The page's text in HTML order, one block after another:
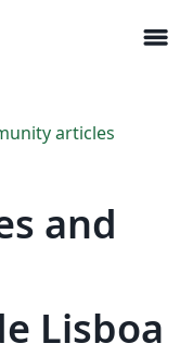
menu
articles
and
Lisboa